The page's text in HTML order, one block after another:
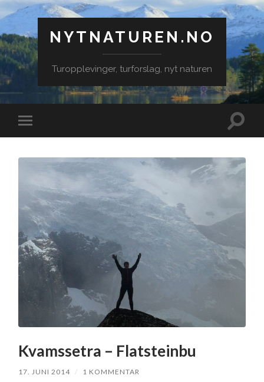
NYTNATUREN.NO
Turopplevinger, turforslag, nyt naturen
Veksle
mobilmeny
Veksle
Kvamssetra – Flatsteinbu
17. JUNI 2014 / 1 KOMMENTAR